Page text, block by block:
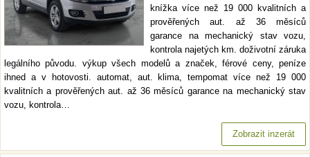
knížka více než 19 000 kvalitních a
prověřených aut. až 36 měsíců
garance na mechanický stav vozu,
kontrola najetých km. doživotní záruka
legálního původu. výkup všech modelů a značek, férové ceny, peníze
ihned a v hotovosti. automat, aut. klima, tempomat více než 19 000
kvalitních a prověřených aut. až 36 měsíců garance na mechanický stav
vozu, kontrola…
Zobrazit inzerát